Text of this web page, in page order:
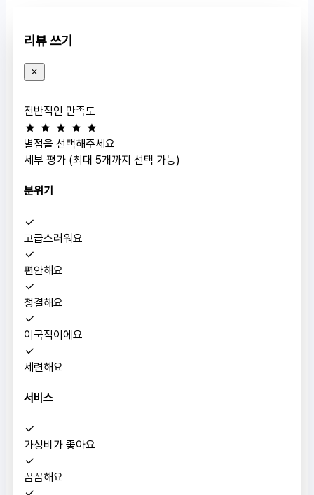
리뷰 쓰기
전반적인 만족도
별점을 선택해주세요
세부 평가 (최대 5개까지 선택 가능)
분위기
고급스러워요
편안해요
청결해요
이국적이에요
세련해요
서비스
가성비가 좋아요
꼼꼼해요